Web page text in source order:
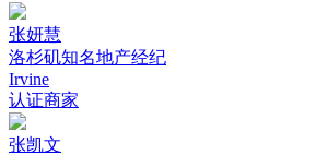
张妍慧
洛杉矶知名地产经纪
Irvine
认证商家
张凯文